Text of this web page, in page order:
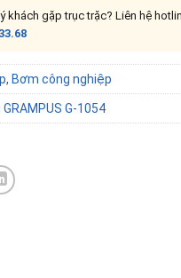
khách gặp trục trặc? Liên hệ
, Bơm công nghiệp
G-1054